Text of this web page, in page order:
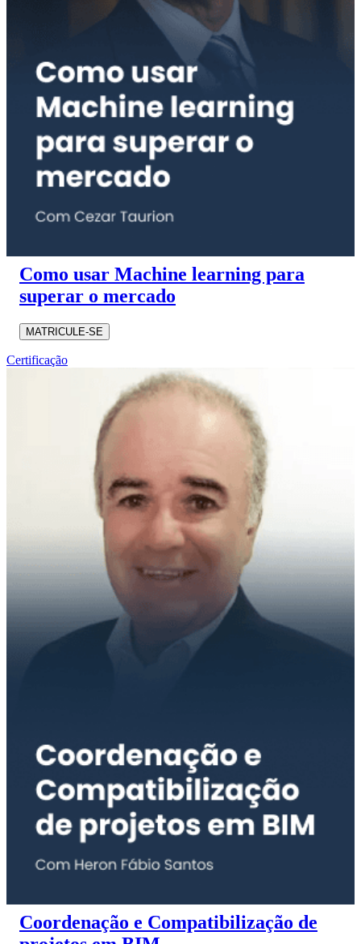
Como usar Machine learning para
superar o mercado
MATRICULE-SE
Certificação
Coordenação e Compatibilização de